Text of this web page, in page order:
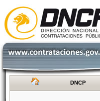
DNCP